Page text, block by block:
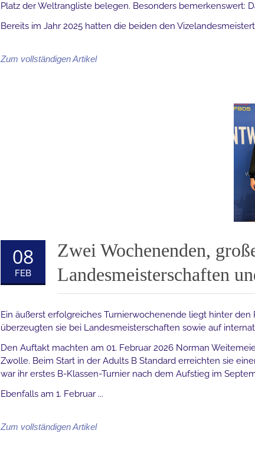
Platz der Weltrangliste belegen. Besonders bemerkenswert:
Bereits im Jahr 2025 hatten die beiden den
Zum vollständigen Artikel
08
FEB
Zwei Wochenenden,
Landesmeisterschaften
Ein äußerst erfolgreiches Turnierwochenende liegt hinter
überzeugten sie bei Landesmeisterschaften sowie auf
Den Auftakt machten am 01. Februar 2026 Norman
Zwolle. Beim Start in der Adults B Standard erreichten sie
war ihr erstes B-Klassen-Turnier nach dem Aufstieg im
Ebenfalls am 1. Februar ...
Zum vollständigen Artikel